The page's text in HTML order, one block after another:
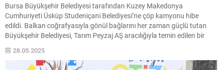
Bursa Büyükşehir Belediyesi tarafından Kuzey Makedonya
Cumhuriyeti Üsküp Studeniçani Belediyesi’ne çöp kamyonu hibe
edildi. Balkan coğrafyasıyla gönül bağlarını her zaman güçlü tutan
Büyükşehir Belediyesi, Tarım Peyzaj AŞ aracılığıyla temin edilen bir
Studeniçani Belediyesi’ne hibe etti. Türk bayrağı ve Büyükşehir
flamalarıyla süslenen araç, Büyükşehir...
28.05.2025